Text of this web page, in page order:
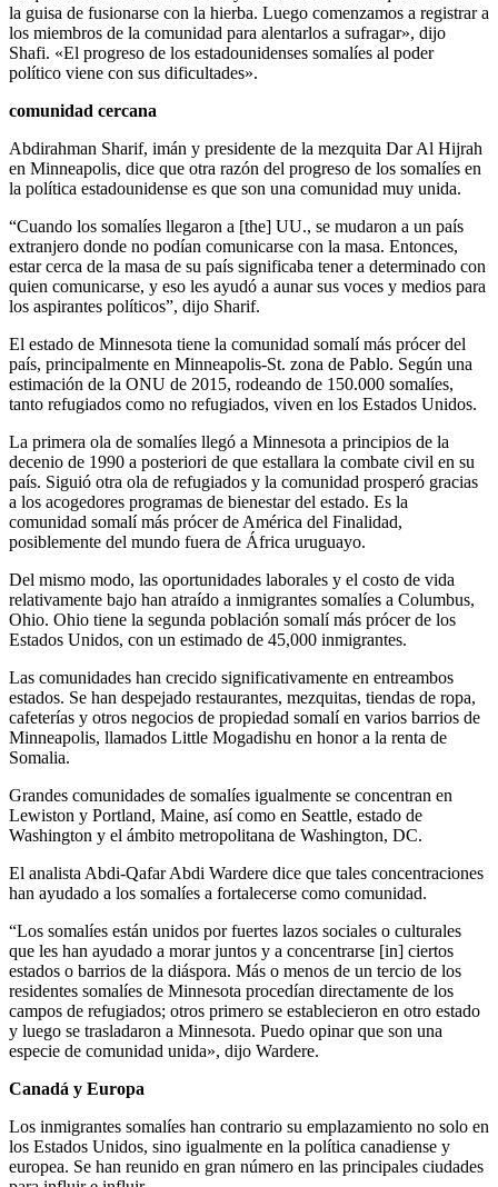
la guisa de fusionarse con la hierba. Luego comenzamos a registrar a
los miembros de la comunidad para alentarlos a sufragar», dijo
Shafi. «El progreso de los estadounidenses somalíes al poder
político viene con sus dificultades».
comunidad cercana
Abdirahman Sharif, imán y presidente de la mezquita Dar Al Hijrah
en Minneapolis, dice que otra razón del progreso de los somalíes en
la política estadounidense es que son una comunidad muy unida.
“Cuando los somalíes llegaron a [the] UU., se mudaron a un país
extranjero donde no podían comunicarse con la masa. Entonces,
estar cerca de la masa de su país significaba tener a determinado con
quien comunicarse, y eso les ayudó a aunar sus voces y medios para
los aspirantes políticos”, dijo Sharif.
El estado de Minnesota tiene la comunidad somalí más prócer del
país, principalmente en Minneapolis-St. zona de Pablo. Según una
estimación de la ONU de 2015, rodeando de 150.000 somalíes,
tanto refugiados como no refugiados, viven en los Estados Unidos.
La primera ola de somalíes llegó a Minnesota a principios de la
decenio de 1990 a posteriori de que estallara la combate civil en su
país. Siguió otra ola de refugiados y la comunidad prosperó gracias
a los acogedores programas de bienestar del estado. Es la
comunidad somalí más prócer de América del Finalidad,
posiblemente del mundo fuera de África uruguayo.
Del mismo modo, las oportunidades laborales y el costo de vida
relativamente bajo han atraído a inmigrantes somalíes a Columbus,
Ohio. Ohio tiene la segunda población somalí más prócer de los
Estados Unidos, con un estimado de 45,000 inmigrantes.
Las comunidades han crecido significativamente en entreambos
estados. Se han despejado restaurantes, mezquitas, tiendas de ropa,
cafeterías y otros negocios de propiedad somalí en varios barrios de
Minneapolis, llamados Little Mogadishu en honor a la renta de
Somalia.
Grandes comunidades de somalíes igualmente se concentran en
Lewiston y Portland, Maine, así como en Seattle, estado de
Washington y el ámbito metropolitana de Washington, DC.
El analista Abdi-Qafar Abdi Wardere dice que tales concentraciones
han ayudado a los somalíes a fortalecerse como comunidad.
“Los somalíes están unidos por fuertes lazos sociales o culturales
que les han ayudado a morar juntos y a concentrarse [in] ciertos
estados o barrios de la diáspora. Más o menos de un tercio de los
residentes somalíes de Minnesota procedían directamente de los
campos de refugiados; otros primero se establecieron en otro estado
y luego se trasladaron a Minnesota. Puedo opinar que son una
especie de comunidad unida», dijo Wardere.
Canadá y Europa
Los inmigrantes somalíes han contrario su emplazamiento no solo en
los Estados Unidos, sino igualmente en la política canadiense y
europea. Se han reunido en gran número en las principales ciudades